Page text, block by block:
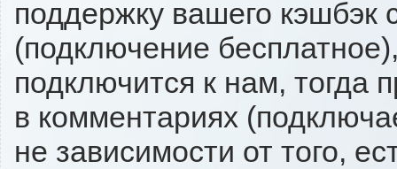
поддержку вашего кэшбэк
(подключение
подключится к нам, тогда
в комментариях
не зависимости от того,